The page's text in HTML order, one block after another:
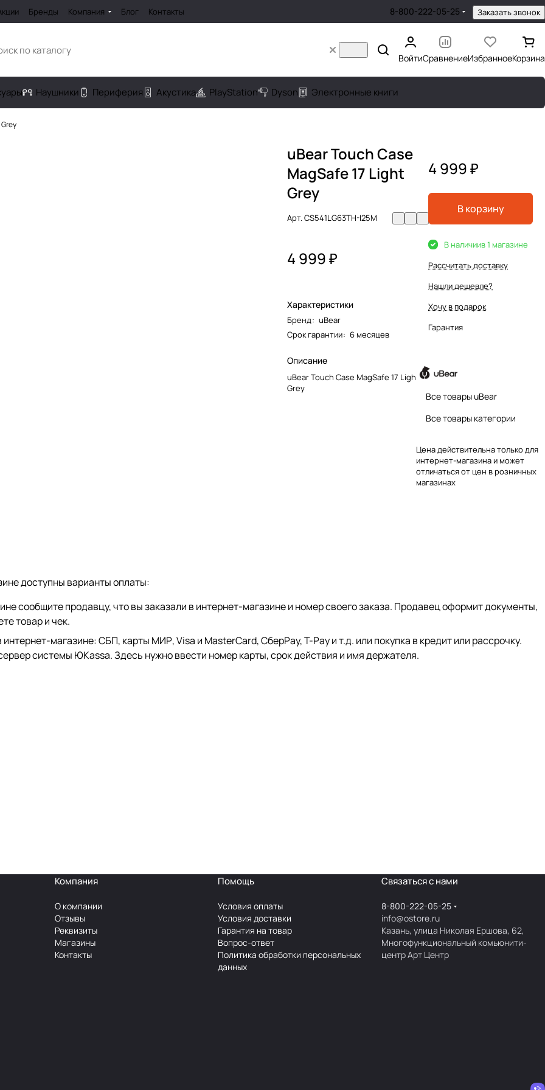
Бренды Компания Блог Контакты 8-800-222-05-25 Заказать звонок
ВойтиСравнениеИзбранноеКорзина
Наушники Периферия Акустика PlayStation Dyson Электронные книги
uBear Touch Case
MagSafe 17 Light
Grey
Арт.CS541LG63TH-I25M
4 999 ₽
Характеристики
Бренд: uBear
Срок гарантии: 6 месяцев
Описание
uBear Touch Case MagSafe 17 Light
Grey
4 999 ₽
В корзину
В наличиив 1 магазине
Рассчитать доставку
Нашли дешевле?
Хочу в подарок
Гарантия
Все товары uBear
Все товары категории
Цена действительна только для
интернет-магазина и может
отличаться от цен в розничных
магазинах
доступны варианты оплаты:
сообщите продавцу, что вы заказали в интернет-магазине и номер своего заказа. Продавец оформит документы,
товар и чек.
магазине: СБП, карты МИР, Visa и MasterCard, СберPay, Т-Pay и т.д. или покупка в кредит или рассрочку.
системы ЮKassa. Здесь нужно ввести номер карты, срок действия и имя держателя.
Компания
О компании
Отзывы
Реквизиты
Магазины
Контакты
Помощь
Условия оплаты
Условия доставки
Гарантия на товар
Вопрос-ответ
Политика обработки персональных
данных
Связаться с нами
8-800-222-05-25
info@ostore.ru
Казань, улица Николая Ершова, 62,
Многофункциональный комьюнити-
центр Арт Центр